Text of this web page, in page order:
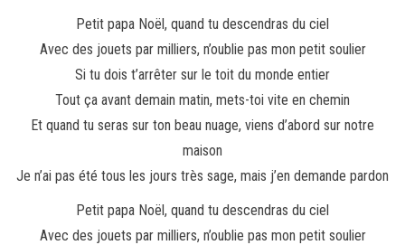
Petit papa Noël, quand tu descendras du ciel
Avec des jouets par milliers, n’oublie pas mon petit soulier
Si tu dois t’arrêter sur le toit du monde entier
Tout ça avant demain matin, mets-toi vite en chemin
Et quand tu seras sur ton beau nuage, viens d’abord sur notre
maison
Je n’ai pas été tous les jours très sage, mais j’en demande pardon
Petit papa Noël, quand tu descendras du ciel
Avec des jouets par milliers, n’oublie pas mon petit soulier